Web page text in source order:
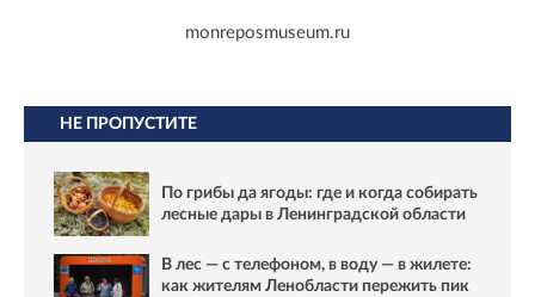
monreposmuseum.ru
НЕ ПРОПУСТИТЕ
По грибы да ягоды: где и когда собирать
лесные дары в Ленинградской области
В лес — с телефоном, в воду — в жилете:
как жителям Ленобласти пережить пик